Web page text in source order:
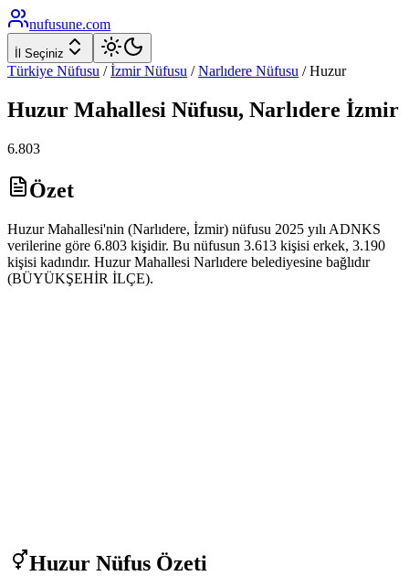
nufusune.com
İl Seçiniz
Türkiye Nüfusu / İzmirNüfusu / Narlıdere Nüfusu /Huzur
Huzur Mahallesi Nüfusu, Narlıdere İzmir
6.803
Özet
Huzur Mahallesi'nin (Narlıdere, İzmir) nüfusu 2025 yılı ADNKS
verilerine göre 6.803 kişidir. Bu nüfusun 3.613 kişisi erkek, 3.190
kişisi kadındır. Huzur Mahallesi Narlıdere belediyesine bağlıdır
(BÜYÜKŞEHİR İLÇE).
Huzur Nüfus Özeti